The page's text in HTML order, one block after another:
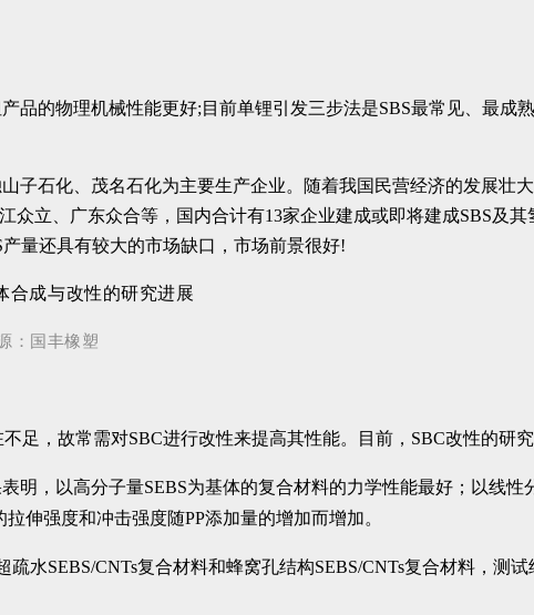
的物理机械性能更好;目前单锂引发三步法是SBS最常见、最成
子石化、茂名石化为主要生产企业。随着我国民营经济的发展壮
立、广东众合等，国内合计有13家企业建成或即将建成SBS及其
量还具有较大的市场缺口，市场前景很好!
：国丰橡塑
，故常需对SBC进行改性来提高其性能。目前，SBC改性的研究
明，以高分子量SEBS为基体的复合材料的力学性能最好；以线性
伸强度和冲击强度随PP添加量的增加而增加。
水SEBS/CNTs复合材料和蜂窝孔结构SEBS/CNTs复合材料，测